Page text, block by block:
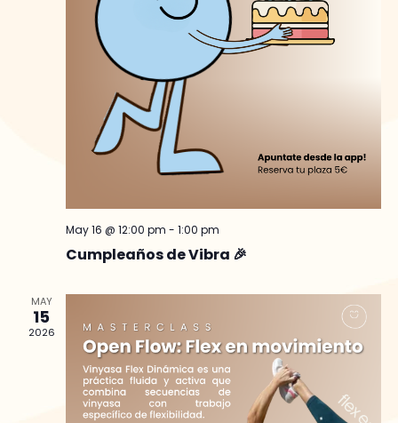
May 16 @ 12:00 pm - 1:00 pm
Cumpleaños de Vibra 🎉
MAY
15
2026